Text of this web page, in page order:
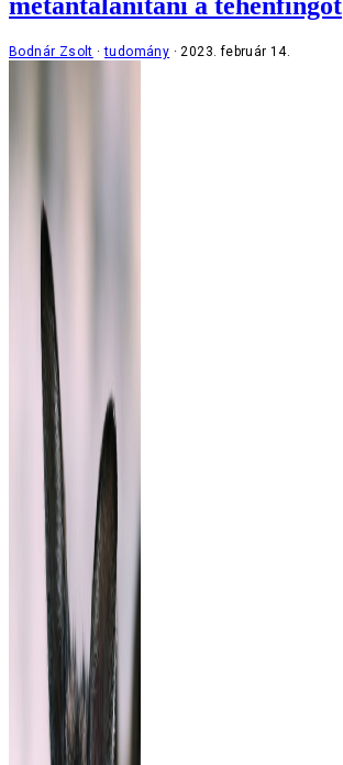
Bodnár Zsolt tudomány 2023. február 14.